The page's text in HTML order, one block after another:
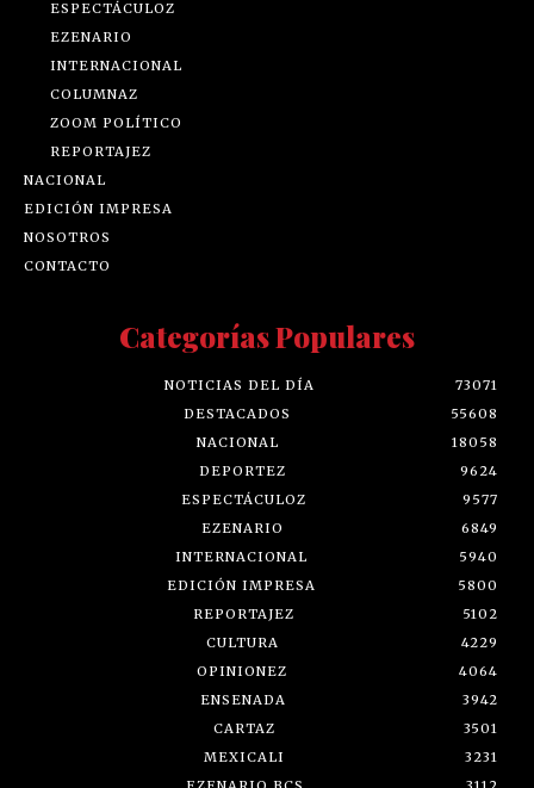
ESPECTÁCULOZ
EZENARIO
INTERNACIONAL
COLUMNAZ
ZOOM POLÍTICO
REPORTAJEZ
NACIONAL
EDICIÓN IMPRESA
NOSOTROS
CONTACTO
Categorías Populares
NOTICIAS DEL DÍA
73071
DESTACADOS
55608
NACIONAL
18058
DEPORTEZ
9624
ESPECTÁCULOZ
9577
EZENARIO
6849
INTERNACIONAL
5940
EDICIÓN IMPRESA
5800
REPORTAJEZ
5102
CULTURA
4229
OPINIONEZ
4064
ENSENADA
3942
CARTAZ
3501
MEXICALI
3231